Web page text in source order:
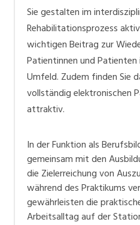
Sie gestalten im
Rehabilitationsprozess
wichtigen Beitrag zur
Patientinnen und
Umfeld. Zudem finden Sie
vollständig elektronischen
attraktiv.
In der Funktion als
gemeinsam mit den
die Zielerreichung von
während des Praktikums
gewährleisten die
Arbeitsalltag auf der